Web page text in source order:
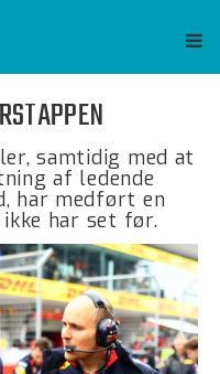
samtidig med at
af ledende
har medført en
har set før.